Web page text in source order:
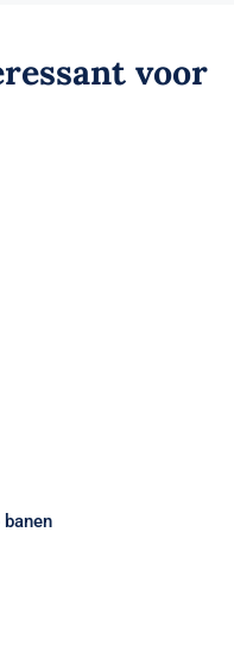
voor